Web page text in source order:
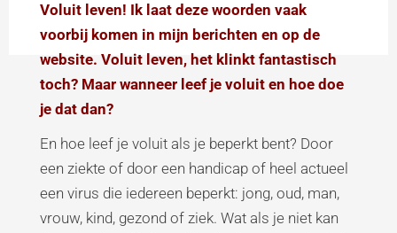
Voluit leven! Ik laat deze woorden vaak
voorbij komen in mijn berichten en op de
website. Voluit leven, het klinkt fantastisch
toch? Maar wanneer leef je voluit en hoe doe
je dat dan?
En hoe leef je voluit als je beperkt bent? Door
een ziekte of door een handicap of heel actueel
een virus die iedereen beperkt: jong, oud, man,
vrouw, kind, gezond of ziek. Wat als je niet kan